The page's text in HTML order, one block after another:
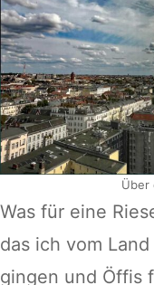
Über
Was für eine
das ich vom
gingen und Öffis